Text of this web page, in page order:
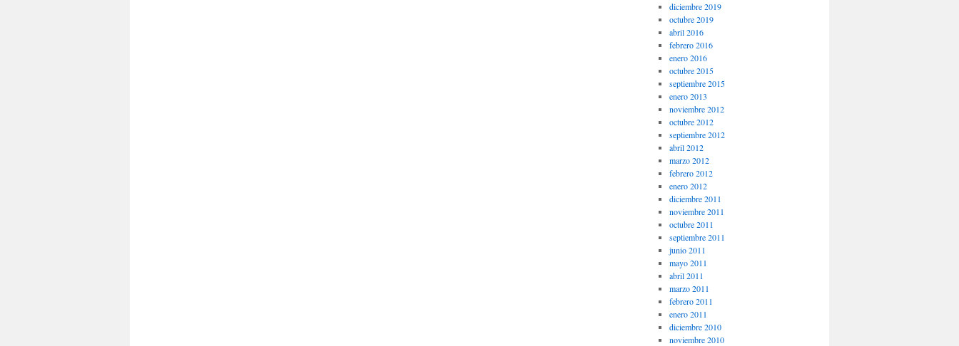
diciembre 2019
octubre 2019
abril 2016
febrero 2016
enero 2016
octubre 2015
septiembre 2015
enero 2013
noviembre 2012
octubre 2012
septiembre 2012
abril 2012
marzo 2012
febrero 2012
enero 2012
diciembre 2011
noviembre 2011
octubre 2011
septiembre 2011
junio 2011
mayo 2011
abril 2011
marzo 2011
febrero 2011
enero 2011
diciembre 2010
noviembre 2010